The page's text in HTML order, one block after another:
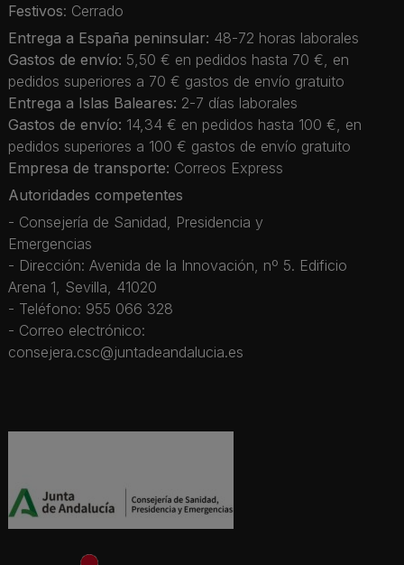
Festivos: Cerrado
Entrega a España peninsular: 48-72 horas laborales
Gastos de envío: 5,50 € en pedidos hasta 70 €, en
pedidos superiores a 70 € gastos de envío gratuito
Entrega a Islas Baleares: 2-7 días laborales
Gastos de envío: 14,34 € en pedidos hasta 100 €, en
pedidos superiores a 100 € gastos de envío gratuito
Empresa de transporte: Correos Express
Autoridades competentes
- Consejería de Sanidad, Presidencia y
Emergencias
- Dirección: Avenida de la Innovación, nº 5. Edificio
Arena 1, Sevilla, 41020
- Teléfono: 955 066 328
- Correo electrónico:
consejera.csc@juntadeandalucia.es